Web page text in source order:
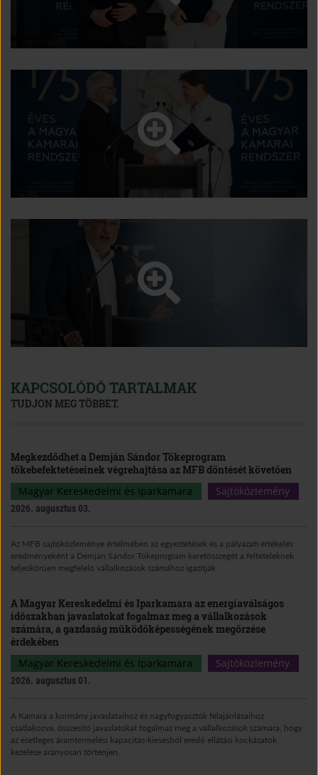
KAPCSOLÓDÓ TARTALMAK
TUDJON MEG TÖBBET.
Megkezdődhet a Demján Sándor Tőkeprogram
tőkebefektetéseinek végrehajtása az MFB döntését követően
Magyar Kereskedelmi és Iparkamara
Sajtóközlemény
2026. augusztus 03.
Az MFB sajtóközleménye értelmében az egyeztetések és a pályázati értékelés
eredményeként a Demján Sándor Tőkeprogram keretösszegét a feltételeknek
teljeskörűen megfelelő vállalkozások számához igazítják.
A Magyar Kereskedelmi és Iparkamara az energiaválságos
időszakban javaslatokat fogalmaz meg a vállalkozások
számára, a gazdaság működőképességének megőrzése
érdekében
Magyar Kereskedelmi és Iparkamara
Sajtóközlemény
2026. augusztus 01.
A Kamara a kormány javaslataihoz és nagyfogyasztók felajánlásaihoz
csatlakozva, összesítő javaslatokat fogalmaz meg a vállalkozások számára, hogy
az esetleges áramtermelési kapacitás-kiesésből eredő ellátási kockázatok
kezelése arányosan történjen.